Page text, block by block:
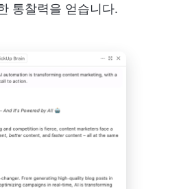
통찰력을 얻습니다.